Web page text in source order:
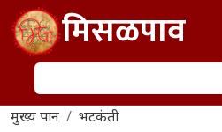
Skip to main content
मिसळपाव
शोध
मुख्य पान
भटकंती